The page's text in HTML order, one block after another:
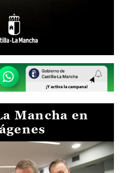
Mancha en